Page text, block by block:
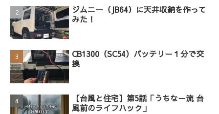
ジムニー（JB64）に天井収納を作って
みた！
CB1300（SC54）バッテリー１分で交
換
【台風と住宅】第5話「うちなー流 台
風前のライフハック」